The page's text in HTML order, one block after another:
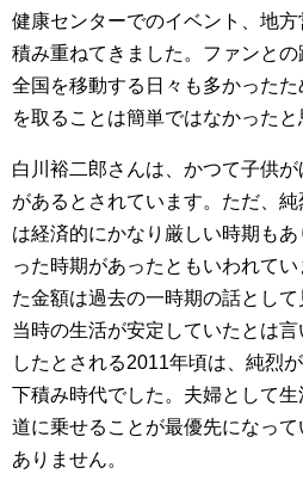
健康センターでのイベント、地
積み重ねてきました。ファンとの
全国を移動する日々も多かった
を取ることは簡単ではなかったと
白川裕二郎さんは、かつて子供
があるとされています。ただ、
は経済的にかなり厳しい時期も
った時期があったともいわれて
た金額は過去の一時期の話として
当時の生活が安定していたとは
したとされる2011年頃は、純烈
下積み時代でした。夫婦として
道に乗せることが最優先になっ
ありません。